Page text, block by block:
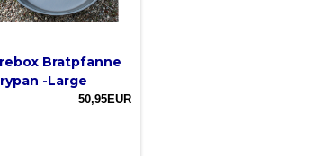
Bratpfanne
-Large
50,95EUR